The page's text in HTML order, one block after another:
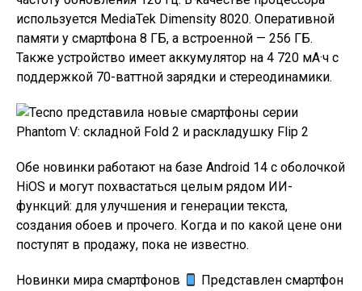
используется MediaTek Dimensity 8020. Оперативной
памяти у смартфона 8 ГБ, а встроенной — 256 ГБ.
Также устройство имеет аккумулятор на 4 720 мА·ч с
поддержкой 70-ваттной зарядки и стереодинамики.
Обе новинки работают на базе Android 14 с оболочкой
HiOS и могут похвастаться целым рядом ИИ-
функций: для улучшения и генерации текста,
создания обоев и прочего. Когда и по какой цене они
поступят в продажу, пока не известно.
Новинки мира смартфонов
Представлен смартфон